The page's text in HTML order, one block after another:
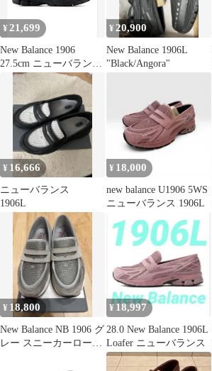
¥ 21,699
New Balance 1906
27.5cm ニューバランス
ローファー
¥ 20,900
New Balance 1906L
"Black/Angora"
¥ 16,666
ニューバランス
1906L
¥ 18,000
new balance U1906 5WS
ニューバランス 1906L
¥ 18,800
New Balance NB 1906 グ
レー スニーカーローフ
¥ 18,997
28.0 New Balance 1906L
Loafer ニューバランス